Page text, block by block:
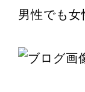
男性でも女